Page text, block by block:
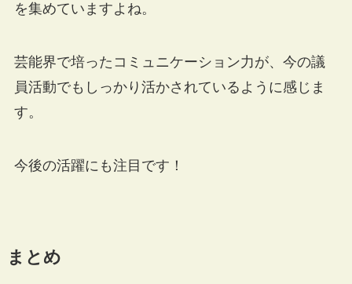
を集めていますよね。
芸能界で培ったコミュニケーション力が、今の議
員活動でもしっかり活かされているように感じま
す。
今後の活躍にも注目です！
まとめ